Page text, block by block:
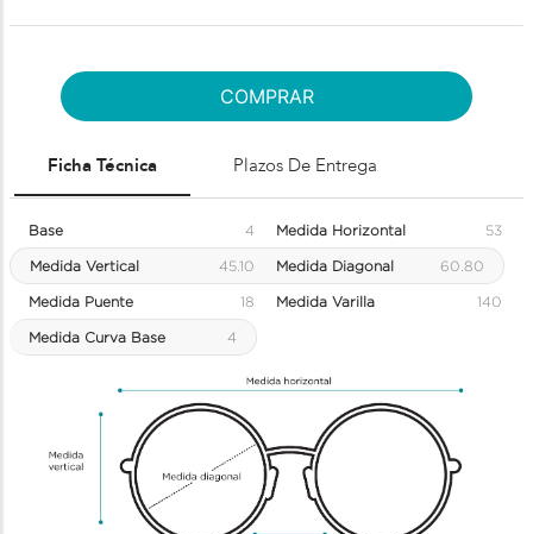
COMPRAR
Ficha Técnica Plazos De Entrega
Base 4 Medida Horizontal 53
Medida Vertical 45.10 Medida Diagonal 60.80
Medida Puente 18 Medida Varilla 140
Medida Curva Base 4